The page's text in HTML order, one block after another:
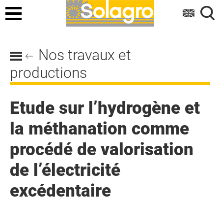
Menu
Nos travaux et
productions
Etude sur l’hydrogène et
la méthanation comme
procédé de valorisation
de l’électricité
excédentaire